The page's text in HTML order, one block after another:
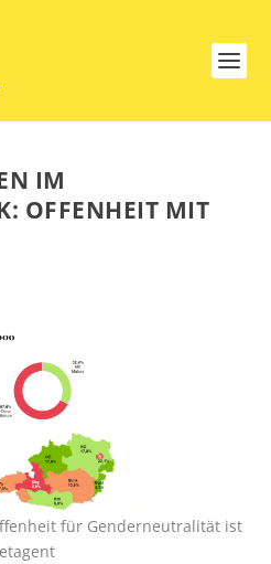
IM
OFFENHEIT MIT
für Genderneutralität ist